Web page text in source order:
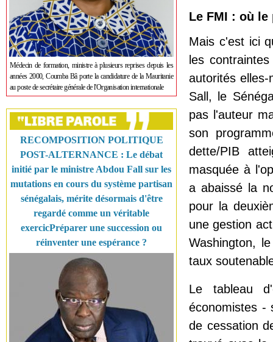
Médecin de formation, ministre à plusieurs reprises depuis les
années 2000, Coumba Bâ porte la candidature de la Mauritanie
au poste de secrétaire générale de l'Organisation internationale
RECOMPOSITION POLITIQUE
POST-ALTERNANCE : Le débat
initié par le ministre Abdou Fall sur les
mutations en cours du système partisan
sénégalais, mérite désormais d'être
regardé comme un véritable
exercicPréparer une succession ou
réinventer une espérance ?
Le FMI : où
Mais c'est ici
les
autorités
Sall, le
pas l'auteur
son
dette/PIB
masquée à
a abaissé la
pour la
une gestion
Washington,
taux
Le tableau
économistes -
de cessation